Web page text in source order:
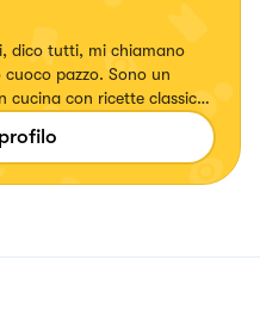
dico tutti, mi chiamano
pazzo. Sono un
cucina con ricette classiche
ma che ama
Ho tre vizietti culinari:
ricette classiche e farle a